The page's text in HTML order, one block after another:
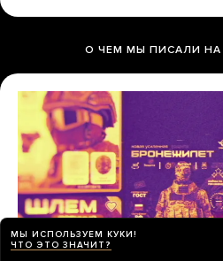
О ЧЕМ МЫ ПИСАЛИ
МЫ ИСПОЛЬЗУЕМ КУКИ!
ЧТО ЭТО ЗНАЧИТ?